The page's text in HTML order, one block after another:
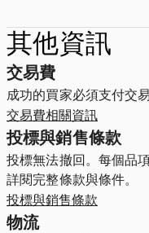
其他資訊
交易費
成功的買家必須支付交
交易費相關資訊
投標與銷售條款
投標無法撤回。每個品
詳閱完整條款與條件。
投標與銷售條款
物流